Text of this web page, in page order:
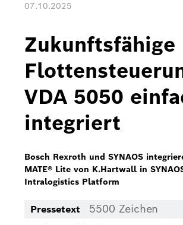
Buderus
Pressemappen
Hausgeräte
Downloads
Pressemappen
Fotos
07.10.2025
Zukunftsfähige
VDA 5050
integriert
Bosch Rexroth und SYNAOS
MATE® Lite von K.Hartwall in
Intralogistics Platform
Pressetext 5500 Zeichen